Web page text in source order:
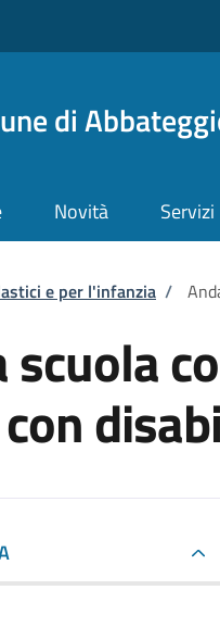
di
Novità Servizi
pane
e per l'infanzia /
scuola